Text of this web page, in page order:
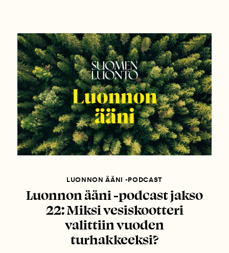
LUONNON ÄÄNI -PODCAST
Luonnon ääni -podcast jakso
22: Miksi vesiskootteri
valittiin vuoden
turhakkeeksi?